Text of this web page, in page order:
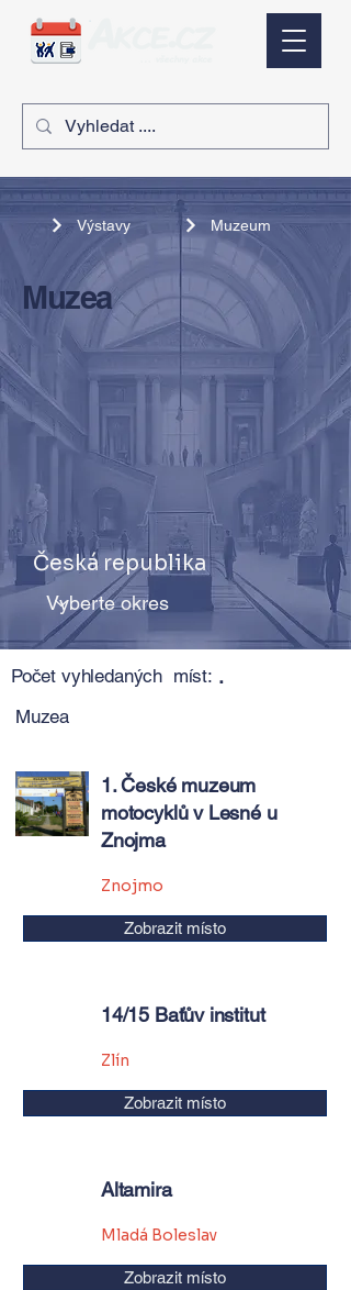
Výstavy Muzeum
Muzea
Česká republika
Počet vyhledaných míst: .
Muzea
1. České muzeum
motocyklů v Lesné u
Znojma
Znojmo
Zobrazit místo
14/15 Baťův institut
Zlín
Zobrazit místo
Altamira
Mladá Boleslav
Zobrazit místo